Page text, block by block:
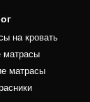
на кровать
матрасы
матрасы